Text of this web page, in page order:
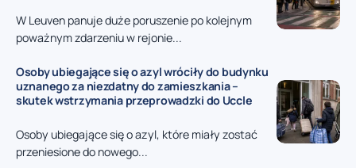
W Leuven panuje duże poruszenie po kolejnym
poważnym zdarzeniu w rejonie...
Osoby ubiegające się o azyl wróciły do budynku
uznanego za niezdatny do zamieszkania –
skutek wstrzymania przeprowadzki do Uccle
Osoby ubiegające się o azyl, które miały zostać
przeniesione do nowego...